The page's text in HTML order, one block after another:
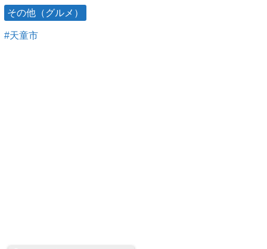
その他（グルメ）
天童市